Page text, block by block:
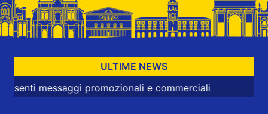
ULTIME NEWS
promozionali e commerciali